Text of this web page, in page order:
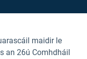
maidir le
an 26ú Comhdháil